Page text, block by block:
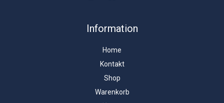
Information
Home
Kontakt
Shop
Warenkorb